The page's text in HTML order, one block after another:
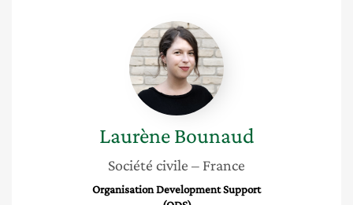
Laurène
Bounaud
Laurène Bounaud
Société civile – France
Organisation Development Support